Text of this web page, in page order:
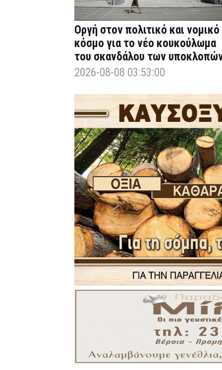
Οργή στον πολιτικό και νομικό
κόσμο για το νέο κουκούλωμα
του σκανδάλου των
2026-08-08 03:53:00